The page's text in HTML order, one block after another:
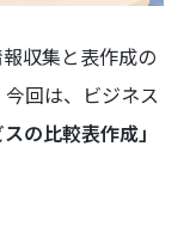
収集と表作成の
回は、ビジネス
の比較表作成」